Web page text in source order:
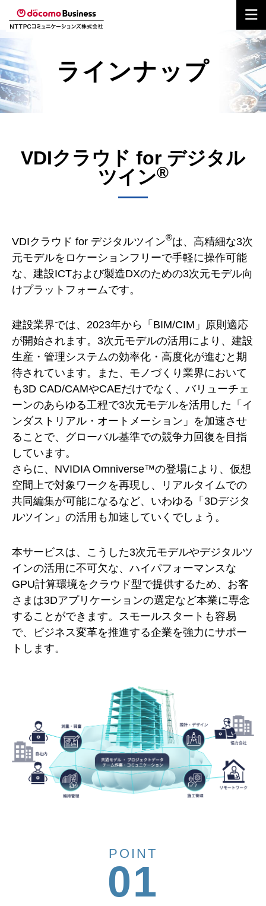
ラインナップ
VDIクラウド for デジタル
ツイン®
VDIクラウド for デジタルツイン®は、高精細な3次
元モデルをロケーションフリーで手軽に操作可能
な、建設ICTおよび製造DXのための3次元モデル向
けプラットフォームです。
建設業界では、2023年から「BIM/CIM」原則適応
が開始されます。3次元モデルの活用により、建設
生産・管理システムの効率化・高度化が進むと期
待されています。また、モノづくり業界において
も3D CAD/CAMやCAEだけでなく、バリューチェ
ーンのあらゆる工程で3次元モデルを活用した「イ
ンダストリアル・オートメーション」を加速させ
ることで、グローバル基準での競争力回復を目指
しています。
さらに、NVIDIA Omniverse™の登場により、仮想
空間上で対象ワークを再現し、リアルタイムでの
共同編集が可能になるなど、いわゆる「3Dデジタ
ルツイン」の活用も加速していくでしょう。
本サービスは、こうした3次元モデルやデジタルツ
インの活用に不可欠な、ハイパフォーマンスな
GPU計算環境をクラウド型で提供するため、お客
さまは3Dアプリケーションの選定など本業に専念
することができます。スモールスタートも容易
で、ビジネス変革を推進する企業を強力にサポー
トします。
POINT
01